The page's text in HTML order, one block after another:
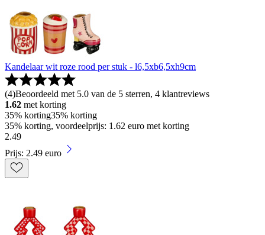
Kandelaar wit roze rood per stuk - l6,5xb6,5xh9cm
(4)Beoordeeld met 5.0 van de 5 sterren, 4 klantreviews
1.62 met korting
35% korting35% korting
35% korting, voordeelprijs: 1.62 euro met korting
2.49
Prijs: 2.49 euro